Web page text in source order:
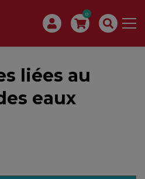
0
liées au
eaux